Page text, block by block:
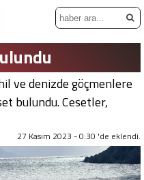
ve denizde göçmenlere
bulundu. Cesetler,
27 Kasım 2023 - 0:30 'de eklendi.